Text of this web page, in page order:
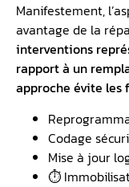
Manifestement,
avantage de la
interventions
rapport à un
approche évite les
Codage
Mise à jour
⏱️